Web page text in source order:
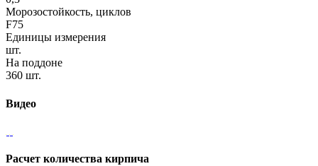
Морозостойкость, циклов
F75
Единицы измерения
шт.
На поддоне
360 шт.
Видео
Расчет количества кирпича